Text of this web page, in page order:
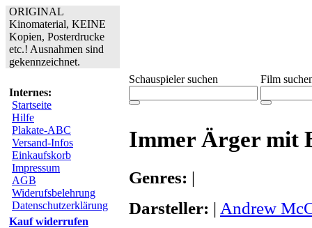
ORIGINAL
Kinomaterial, KEINE
Kopien, Posterdrucke
etc.! Ausnahmen sind
gekennzeichnet.
Internes:
Startseite
Hilfe
Plakate-ABC
Versand-Infos
Einkaufskorb
Impressum
AGB
Widerufsbelehrung
Datenschutzerklärung
Kauf widerrufen
Schauspieler suchen Film
Immer Ärger mit
Genres: |
Darsteller: | Andrew